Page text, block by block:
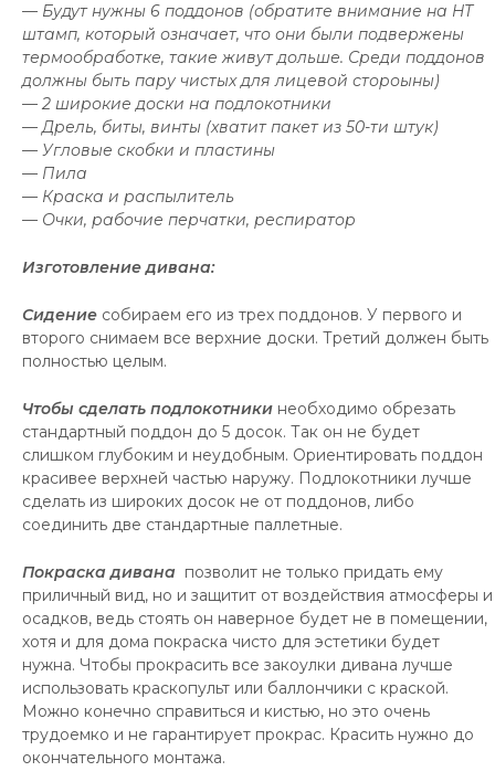
— Будут нужны 6 поддонов (обратите внимание на HT
штамп, который означает, что они были подвержены
термообработке, такие живут дольше. Среди поддонов
должны быть пару чистых для лицевой стороыны)
— 2 широкие доски на подлокотники
— Дрель, биты, винты (хватит пакет из 50-ти штук)
— Угловые скобки и пластины
— Пила
— Краска и распылитель
— Очки, рабочие перчатки, респиратор
Изготовление дивана:
Сидение собираем его из трех поддонов. У первого и
второго снимаем все верхние доски. Третий должен быть
полностью целым.
Чтобы сделать подлокотники необходимо обрезать
стандартный поддон до 5 досок. Так он не будет
слишком глубоким и неудобным. Ориентировать поддон
красивее верхней частью наружу. Подлокотники лучше
сделать из широких досок не от поддонов, либо
соединить две стандартные паллетные.
Покраска дивана позволит не только придать ему
приличный вид, но и защитит от воздействия атмосферы и
осадков, ведь стоять он наверное будет не в помещении,
хотя и для дома покраска чисто для эстетики будет
нужна. Чтобы прокрасить все закоулки дивана лучше
использовать краскопульт или баллончики с краской.
Можно конечно справиться и кистью, но это очень
трудоемко и не гарантирует прокрас. Красить нужно до
окончательного монтажа.